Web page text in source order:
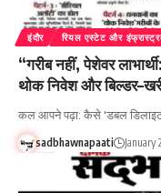
इंदौर रियल एस्टेट और
“गरीब नहीं, पेशेवर
थोक निवेश और
कल आपने पढ़ा: कैसे 'डबल
sadbhawnapaati January